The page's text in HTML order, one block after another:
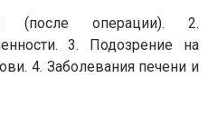
(после операции). 2.
3. Подозрение на
4. Заболевания печени и